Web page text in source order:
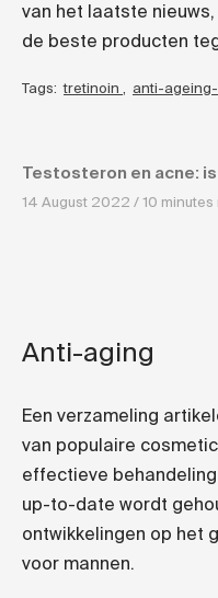
van het laatste
de beste producten
Tags: tretinoin , anti-
Testosteron en acne:
14 August 2022 / 10 minutes
Anti-aging
Een verzameling
van populaire
effectieve
up-to-date wordt
ontwikkelingen op het
voor mannen.